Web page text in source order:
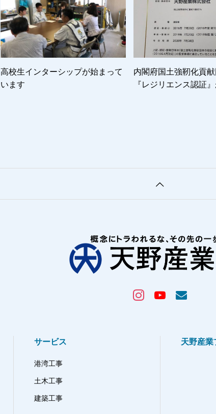
高校生インターシップが始まって
います
内閣府国土強靭化貢
『レジリエンス認証
サービス
港湾工事
土木工事
建築工事
天野産業